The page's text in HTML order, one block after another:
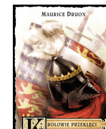
KRÓLOWIE PRZEKLĘCI
MAURICE DRUON
OPRAWA TWARDA